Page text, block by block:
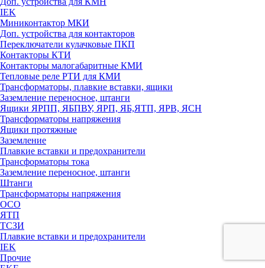
IEK
Миниконтактор МКИ
Доп. устройства для контакторов
Переключатели кулачковые ПКП
Контакторы КТИ
Контакторы малогабаритные КМИ
Тепловые реле РTИ для КМИ
Трансформаторы, плавкие вставки, ящики
Заземление переносное, штанги
Ящики ЯРПП, ЯБПВУ, ЯРП, ЯБ,ЯТП, ЯРВ, ЯСН
Трансформаторы напряжения
Ящики протяжные
Заземление
Плавкие вставки и предохранители
Трансформаторы тока
Заземление переносное, штанги
Штанги
Трансформаторы напряжения
ОСО
ЯТП
ТСЗИ
Плавкие вставки и предохранители
IEK
Прочие